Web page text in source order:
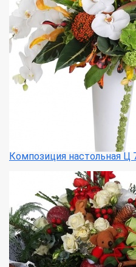
Композиция настольная Ц